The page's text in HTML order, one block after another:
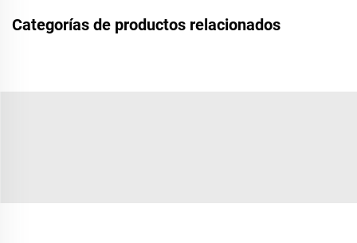
Categorías de productos relacionados